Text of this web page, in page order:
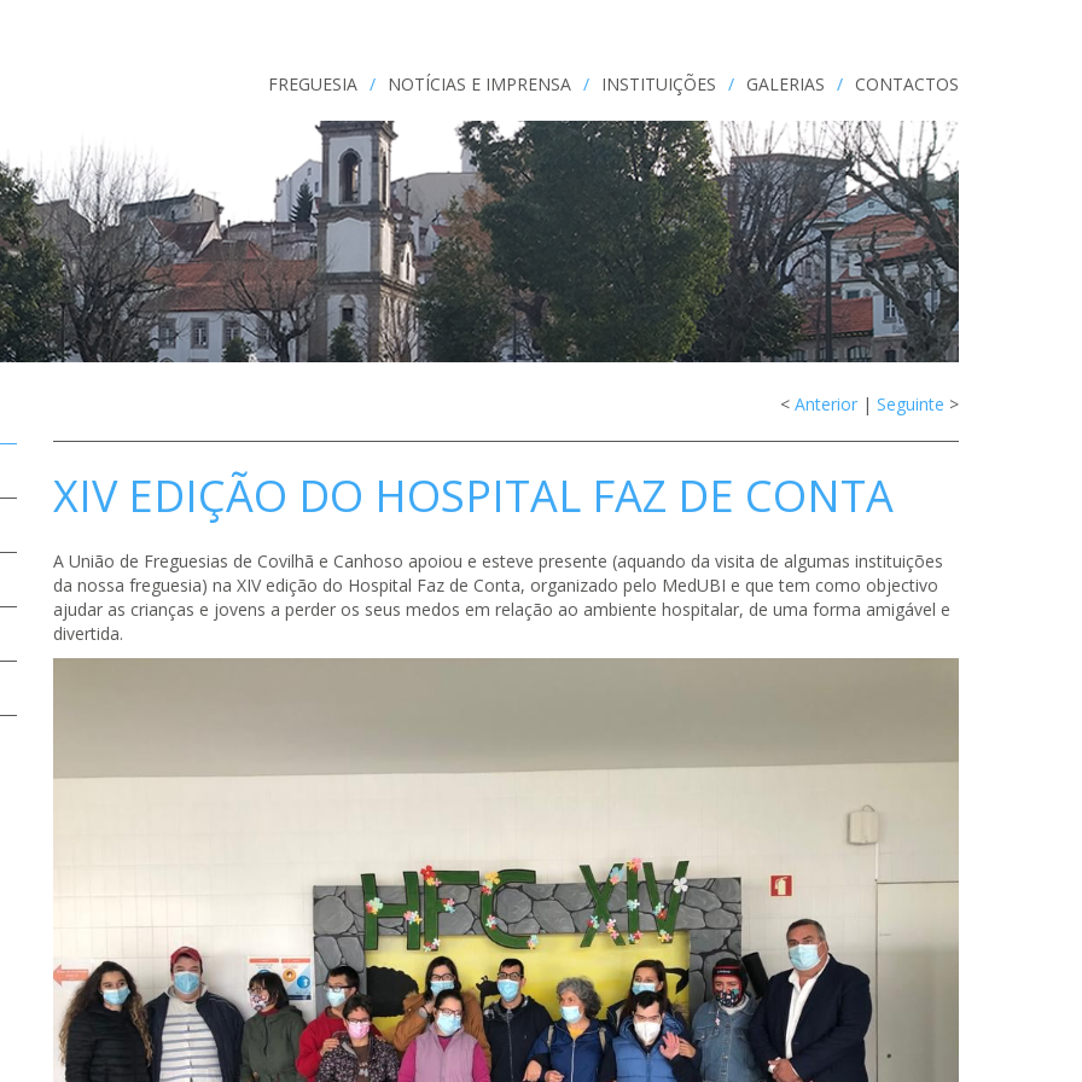
FREGUESIA / NOTÍCIAS E IMPRENSA / INSTITUIÇÕES / GALERIAS / CONTACTOS
< Anterior | Seguinte >
XIV EDIÇÃO DO HOSPITAL FAZ DE CONTA
A União de Freguesias de Covilhã e Canhoso apoiou e esteve presente (aquando da visita de algumas instituições
da nossa freguesia) na XIV edição do Hospital Faz de Conta, organizado pelo MedUBI e que tem como objectivo
ajudar as crianças e jovens a perder os seus medos em relação ao ambiente hospitalar, de uma forma amigável e
divertida.